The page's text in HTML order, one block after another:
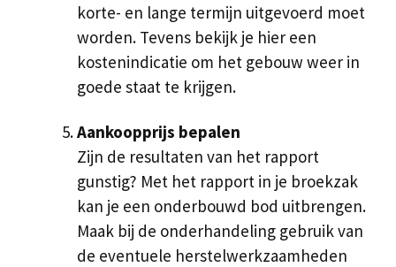
korte- en lange termijn uitgevoerd moet
worden. Tevens bekijk je hier een
kostenindicatie om het gebouw weer in
goede staat te krijgen.
Aankoopprijs bepalen
Zijn de resultaten van het rapport
gunstig? Met het rapport in je broekzak
kan je een onderbouwd bod uitbrengen.
Maak bij de onderhandeling gebruik van
de eventuele herstelwerkzaamheden